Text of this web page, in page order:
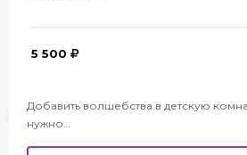
5 500
Добавить волшебства в детскую
нужно…